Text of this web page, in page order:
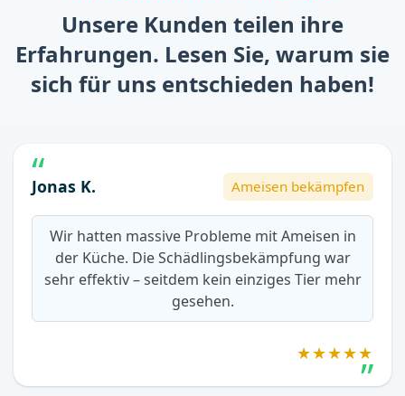
Unsere Kunden teilen ihre
Erfahrungen. Lesen Sie, warum sie
sich für uns entschieden haben!
Jonas K. Ameisen bekämpfen
Wir hatten massive Probleme mit Ameisen in
der Küche. Die Schädlingsbekämpfung war
sehr effektiv – seitdem kein einziges Tier mehr
gesehen.
★★★★★